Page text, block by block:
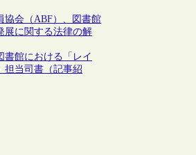
協会（ABF）、図書館
展に関する法律の解
書館における「レイ
担当司書（記事紹